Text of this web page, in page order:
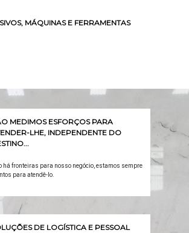
MÁQUINAS E FERRAMENTAS
MEDIMOS ESFORÇOS PARA
LHE, INDEPENDENTE DO
há fronteiras para nosso negócio, estamos sempre
para atendê-lo.
DE LOGÍSTICA E PESSOAL